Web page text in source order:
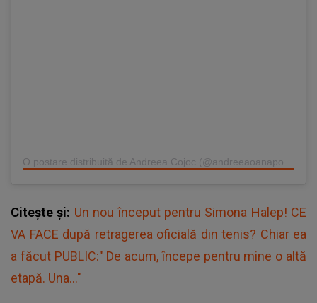
Citește și: Un nou început pentru Simona Halep! CE
VA FACE după retragerea oficială din tenis? Chiar ea
a făcut PUBLIC:" De acum, începe pentru mine o altă
etapă. Una..."